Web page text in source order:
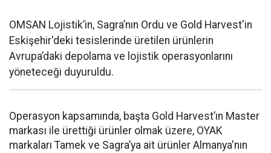
OMSAN Lojistik’in, Sagra’nın Ordu ve Gold Harvest'in
Eskişehir'deki tesislerinde üretilen ürünlerin
Avrupa’daki depolama ve lojistik operasyonlarını
yöneteceği duyuruldu.
Operasyon kapsamında, başta Gold Harvest’ın Master
markası ile ürettiği ürünler olmak üzere, OYAK
markaları Tamek ve Sagra’ya ait ürünler Almanya'nın